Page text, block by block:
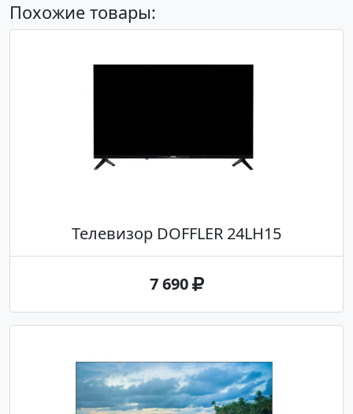
Похожие товары:
Телевизор DOFFLER 24LH15
7 690